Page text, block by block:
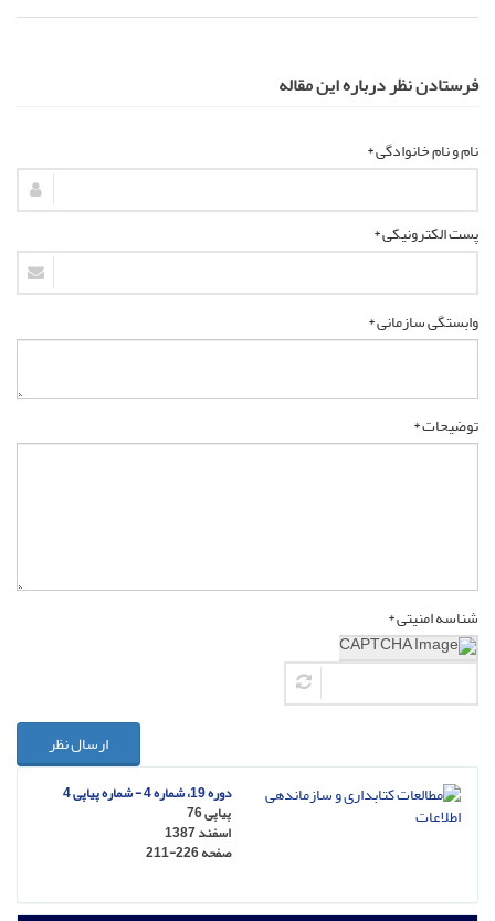
فرستادن نظر درباره این مقاله
نام و نام خانوادگی *
پست الکترونیکی *
وابستگی سازمانی *
توضیحات *
شناسه امنیتی *
ارسال نظر
دوره 19، شماره 4 - شماره پیاپی 4
پیاپی 76
اسفند 1387
صفحه211-226